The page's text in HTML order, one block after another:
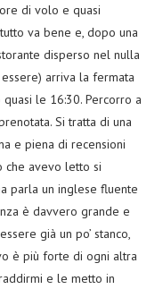
di volo e quasi
va bene e, dopo una
disperso nel nulla
arriva la fermata
le 16:30. Percorro a
Si tratta di una
e piena di recensioni
che avevo letto si
parla un inglese fluente
è davvero grande e
già un po’ stanco,
è più forte di ogni altra
e le metto in